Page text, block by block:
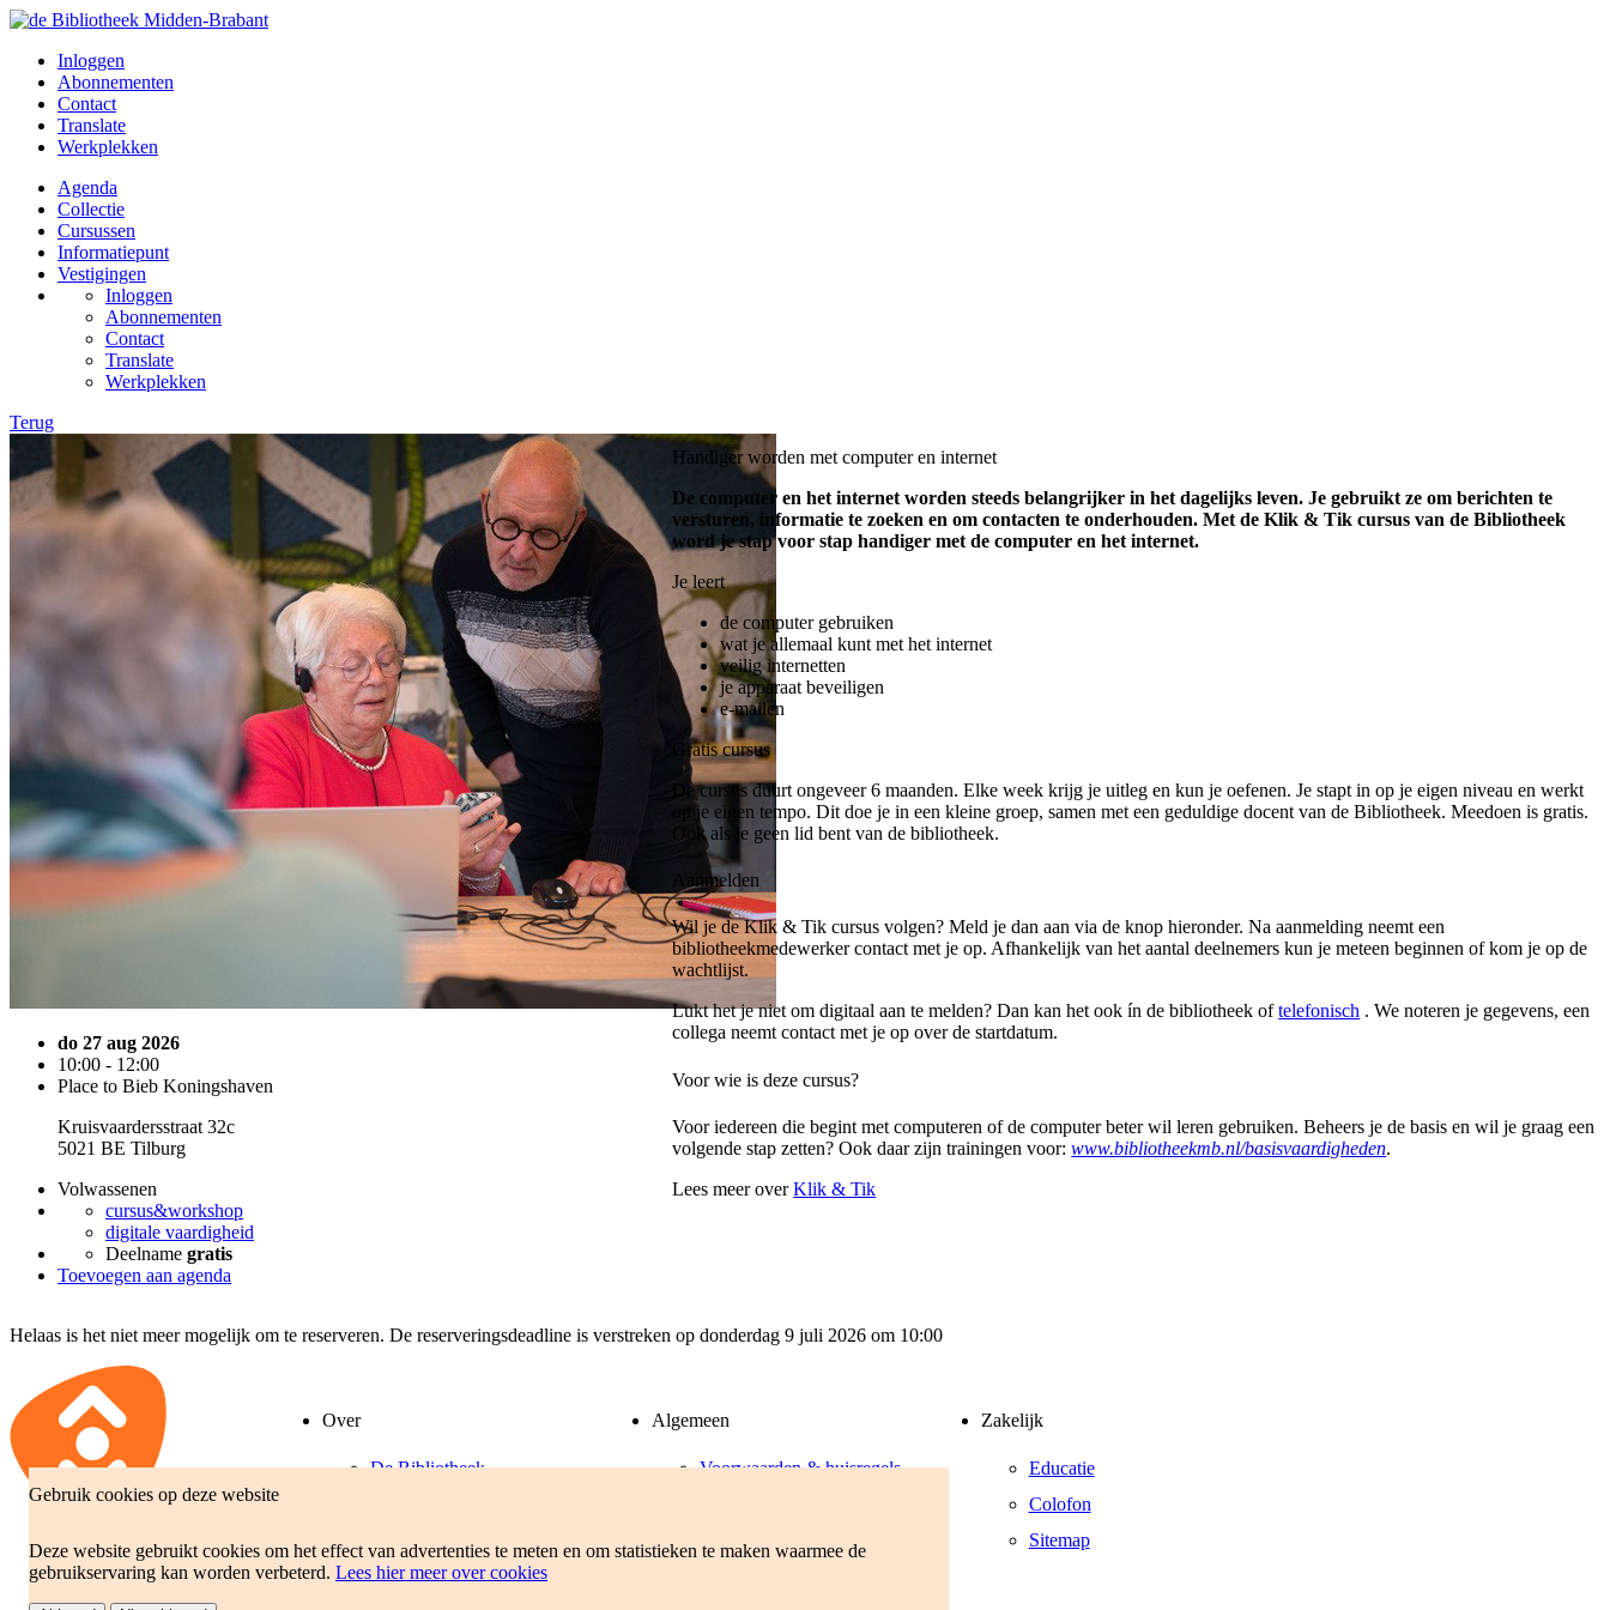
Gebruik cookies op deze website
Deze website gebruikt cookies om het effect van advertenties te meten en om statistieken te maken waarmee de
gebruikservaring kan worden verbeterd. Lees hier meer over cookies
Inloggen
Abonnementen
Contact
Translate
Werkplekken
Agenda
Collectie
Cursussen
Informatiepunt
Vestigingen
Inloggen
Abonnementen
Contact
Translate
Werkplekken
Terug
do 27 aug 2026
10:00 - 12:00
Place to Bieb Koningshaven
Kruisvaardersstraat 32c
5021 BE Tilburg
Volwassenen
cursus&workshop
digitale vaardigheid
Deelname gratis
Toevoegen aan agenda
Handiger worden met computer en internet
De computer en het internet worden steeds belangrijker in het dagelijks leven. Je gebruikt ze om berichten te
versturen, informatie te zoeken en om contacten te onderhouden. Met de Klik & Tik cursus van de Bibliotheek
word je stap voor stap handiger met de computer en het internet.
Je leert
de computer gebruiken
wat je allemaal kunt met het internet
veilig internetten
je apparaat beveiligen
e-mailen
Gratis cursus
De cursus duurt ongeveer 6 maanden. Elke week krijg je uitleg en kun je oefenen. Je stapt in op je eigen niveau en werkt
op je eigen tempo. Dit doe je in een kleine groep, samen met een geduldige docent van de Bibliotheek. Meedoen is gratis.
Ook als je geen lid bent van de bibliotheek.
Aanmelden
Wil je de Klik & Tik cursus volgen? Meld je dan aan via de knop hieronder. Na aanmelding neemt een
bibliotheekmedewerker contact met je op. Afhankelijk van het aantal deelnemers kun je meteen beginnen of kom je op de
wachtlijst.
Lukt het je niet om digitaal aan te melden? Dan kan het ook ín de bibliotheek oftelefonisch . We noteren je gegevens, een
collega neemt contact met je op over de startdatum.
Voor wie is deze cursus?
Voor iedereen die begint met computeren of de computer beter wil leren gebruiken. Beheers je de basis en wil je graag een
volgende stap zetten? Ook daar zijn trainingen voor:www.bibliotheekmb.nl/basisvaardigheden.
Lees meer overKlik & Tik
Helaas is het niet meer mogelijk om te reserveren. De reserveringsdeadline is verstreken op donderdag 9 juli 2026 om 10:00
Over
De Bibliotheek
Jaarverslag
Algemeen
Voorwaarden & huisregels
Werken bij
Zakelijk
Educatie
Colofon
Sitemap